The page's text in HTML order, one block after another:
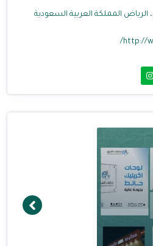
الرياض المملكة العربية السعودية
http://